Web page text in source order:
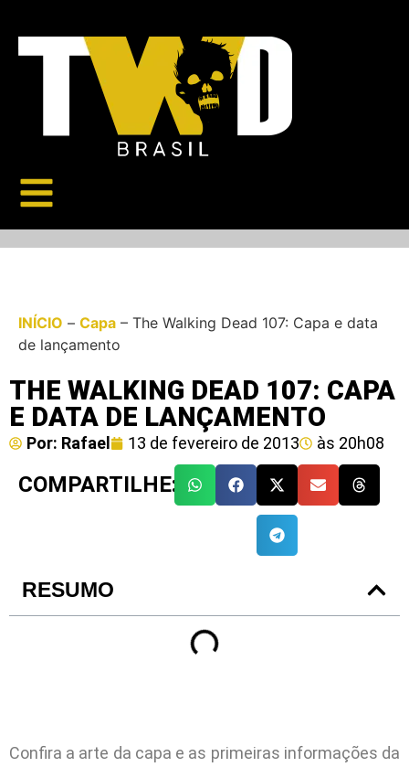
INÍCIO – Capa – The Walking Dead 107: Capa e data
de lançamento
THE WALKING DEAD 107: CAPA
E DATA DE LANÇAMENTO
Por: Rafael 13 de fevereiro de 2013 às 20h08
COMPARTILHE:
RESUMO
Confira a arte da capa e as primeiras informações da